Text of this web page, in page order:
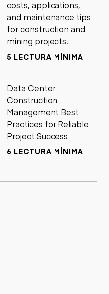
costs, applications,
and maintenance tips
for construction and
mining projects.
5 LECTURA MÍNIMA
Data Center
Construction
Management Best
Practices for Reliable
Project Success
6 LECTURA MÍNIMA